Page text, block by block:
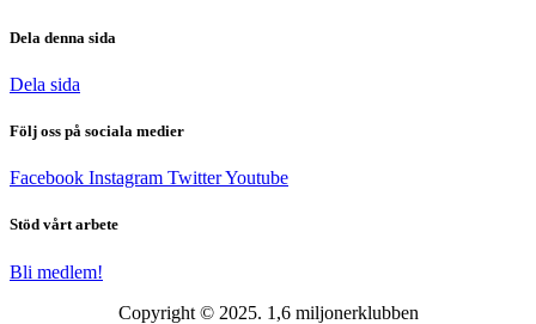
Dela denna sida
Dela sida
Följ oss på sociala medier
Facebook Instagram TwitterYoutube
Stöd vårt arbete
Bli medlem!
Copyright © 2025. 1,6 miljonerklubben